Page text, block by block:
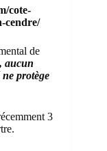
cote-
cendre/
de
aucun
protège
3